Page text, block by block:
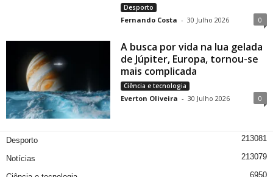
Desporto
Fernando Costa - 30 Julho 2026 0
A busca por vida na lua gelada
de Júpiter, Europa, tornou-se
mais complicada
Ciência e tecnologia
Everton Oliveira - 30 Julho 2026 0
Desporto 213081
Notícias 213079
6950